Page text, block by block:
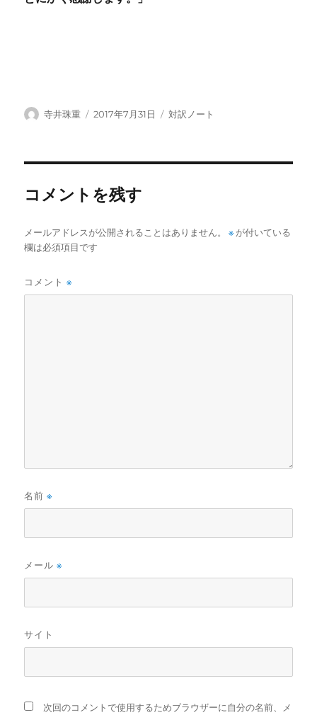
投
寺井珠重
投
2017年7月31日
カ
対訳ノート
コメントを残す
メールアドレスが公開されることはありません。 ※ が付いている
欄は必須項目です
コメント※
名前※
メール※
サイト
次回のコメントで使用するためブラウザーに自分の名前、メ